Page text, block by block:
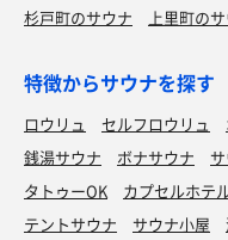
杉戸町のサウナ
上里町の
特徴からサウナを探す
ロウリュ セルフロウリュ
銭湯サウナ
ボナサウナ
タトゥーOK
カプセルホテ
テントサウナ
サウナ小屋